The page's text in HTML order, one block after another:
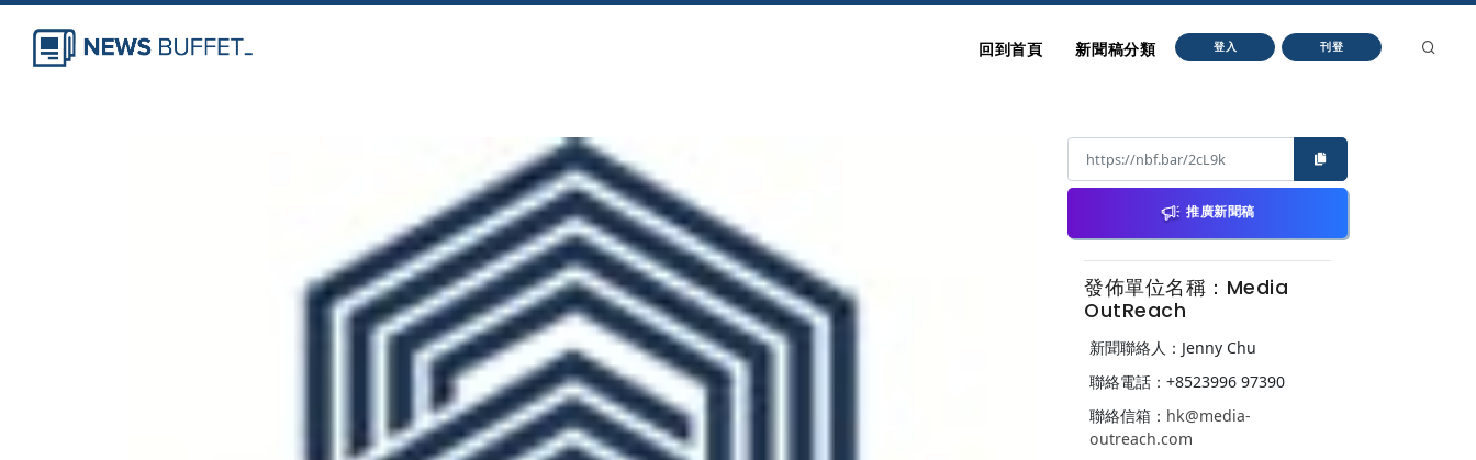
回到首頁 新聞稿分類 登入 刊登
推廣新聞稿
發佈單位名稱：Media
OutReach
新聞聯絡人：Jenny Chu
聯絡電話：+8523996 97390
聯絡信箱： hk@media-
outreach.com